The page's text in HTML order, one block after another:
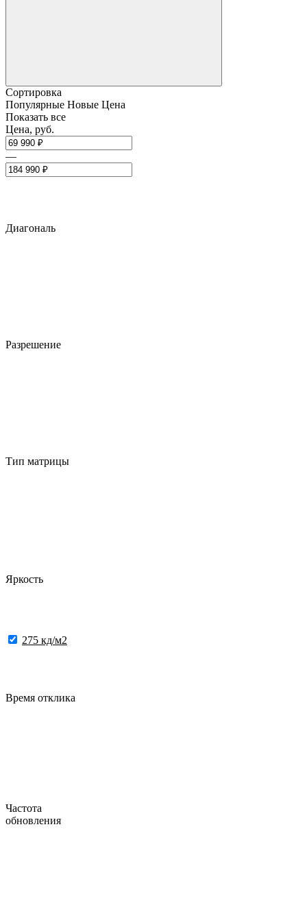
Сортировка
Популярные Новые Цена
Показать все
Цена, руб.
—
Диагональ
Разрешение
Тип матрицы
Яркость
275 кд/м2
Время отклика
Частота
обновления